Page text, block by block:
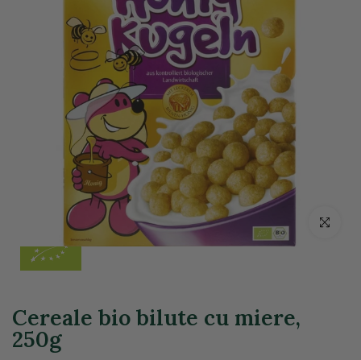
Click
Cereale bio bilute cu miere,
250g